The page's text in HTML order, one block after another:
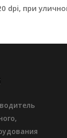
dpi, при